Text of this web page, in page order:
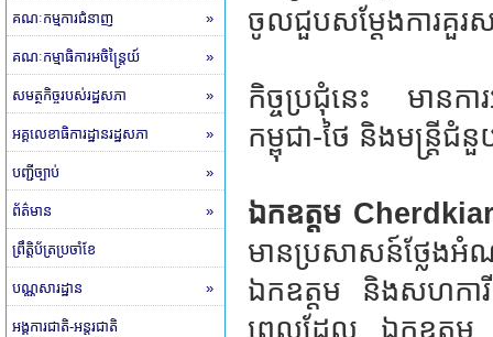
គណៈកម្មការជំនាញ »
គណៈកម្មាធិការអចិន្ត្រៃយ៍ »
សមត្ថកិច្ចរបស់រដ្ឋសភា »
អគ្គលេខាធិការដ្ឋានរដ្ឋសភា »
បញ្ជីច្បាប់ »
ព័ត៌មាន »
ព្រឹត្តិប័ត្រប្រចាំខែ
បណ្ណសារដ្ឋាន »
អង្គការជាតិ-អន្តរជាតិ
ចូលជួបសម្តែងការគួរស
កិច្ចប្រជុំនេះ មានក
កម្ពុជា-ថៃ និងមន្ត្រីជំ
ឯកឧត្តម Cherdkiar
មានប្រសាសន៍ថ្លែ
ឯកឧត្តម និងសហកា
ពេលដែល ឯកឧត្តម ក